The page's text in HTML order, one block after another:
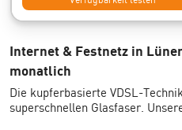
Internet & Festnetz in
monatlich
Die kupferbasierte VDSL-
superschnellen Glasfaser.